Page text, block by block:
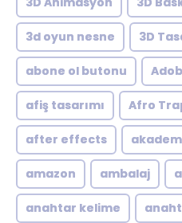
3d oyun nesne 3D
abone ol butonu
afiş tasarımı Afro
after effects
amazon ambalaj
anahtar kelime